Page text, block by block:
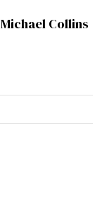
Collins